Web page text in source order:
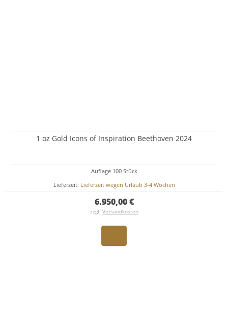
1 oz Gold Icons of Inspiration Beethoven 2024
Auflage 100 Stück
Lieferzeit: Lieferzeit wegen Urlaub 3-4 Wochen
6.950,00 €
zzgl. Versandkosten